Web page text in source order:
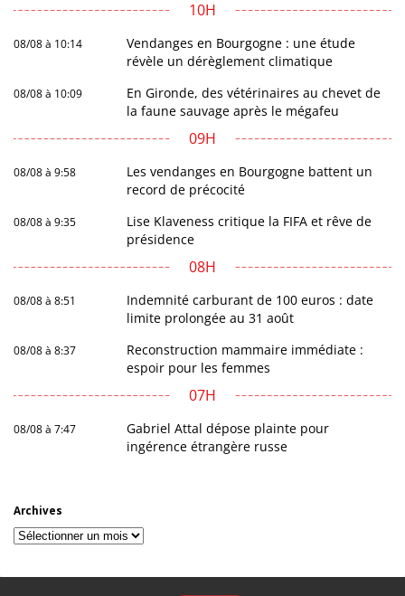
10H
08/08 à 10:14
Vendanges en Bourgogne : une étude
révèle un dérèglement climatique
08/08 à 10:09
En Gironde, des vétérinaires au chevet de
la faune sauvage après le mégafeu
09H
08/08 à 9:58
Les vendanges en Bourgogne battent un
record de précocité
08/08 à 9:35
Lise Klaveness critique la FIFA et rêve de
présidence
08H
08/08 à 8:51
Indemnité carburant de 100 euros : date
limite prolongée au 31 août
08/08 à 8:37
Reconstruction mammaire immédiate :
espoir pour les femmes
07H
08/08 à 7:47
Gabriel Attal dépose plainte pour
ingérence étrangère russe
Archives
Archives